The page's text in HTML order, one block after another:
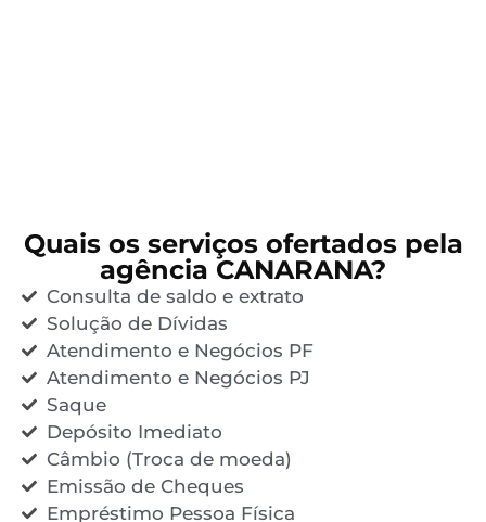
Quais os serviços ofertados pela
agência CANARANA?
Consulta de saldo e extrato
Solução de Dívidas
Atendimento e Negócios PF
Atendimento e Negócios PJ
Saque
Depósito Imediato
Câmbio (Troca de moeda)
Emissão de Cheques
Empréstimo Pessoa Física